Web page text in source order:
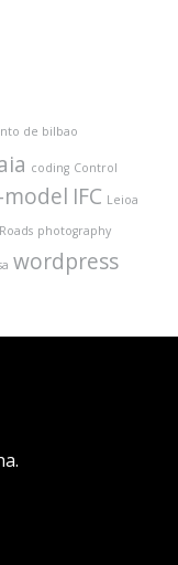
de bilbao
coding Control
model IFC Leioa
photography
wordpress